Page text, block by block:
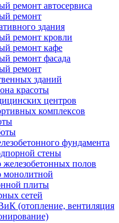
ремонт автосервиса
ремонт
здания
ремонт кровли
ремонт кафе
ремонт фасада
ремонт
зданий
красоты
центров
комплексов
фундамента
стены
железобетонных полов
монолитной
плиты
сетей
(отопление, вентиляция